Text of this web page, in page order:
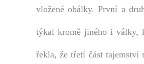
vložené obálky. První a
týkal kromě jiného i války,
řekla, že třetí část tajemství